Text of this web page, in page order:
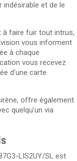
et de le
à faire fuir tout intrus,
vous informent
à chaque
vous recevez
d'une carte
offre également
quelqu'un via
LIS2UY/SL est